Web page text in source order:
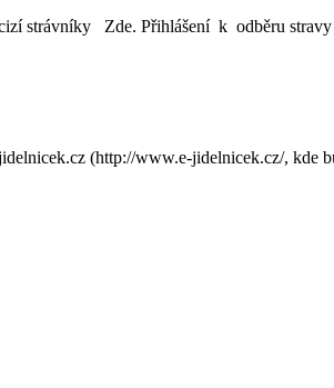
strávníky Zde. Přihlášení k odběru
(http://www.e-jidelnicek.cz/,